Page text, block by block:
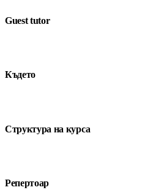
Guest tutor
Където
Структура на курса
Репертоар